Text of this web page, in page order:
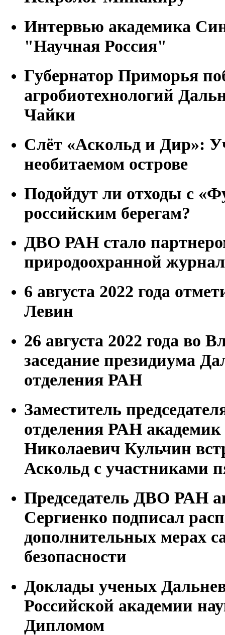
Интервью академика
"Научная Россия"
Губернатор Приморья
агробиотехнологий
Чайки
Слёт «Аскольд и Дир»:
необитаемом острове
Подойдут ли отходы с
российским берегам?
ДВО РАН стало
природоохранной
6 августа 2022 года
Левин
26 августа 2022 года во
заседание президиума
отделения РАН
Заместитель
отделения РАН
Николаевич Кульчин
Аскольд с участниками
Председатель ДВО РАН
Сергиенко подписал
дополнительных мерах
безопасности
Доклады ученых
Российской академии
Дипломом